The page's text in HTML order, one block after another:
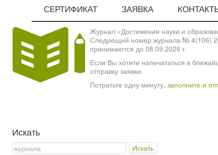
СЕРТИФИКАТ ЗАЯВКА
Журнал «Достижения науки и
Следующий номер журнала № 4(106)
принимаются до 08.09.2026 г.
Если Вы хотите напечататься в
отправку заявки.
Потратьте одну минуту, заполните и
Искать
Искать